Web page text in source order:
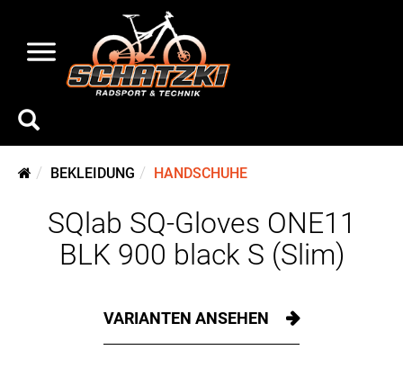
BEKLEIDUNG HANDSCHUHE
SQlab SQ-Gloves ONE11
BLK 900 black S (Slim)
VARIANTEN ANSEHEN